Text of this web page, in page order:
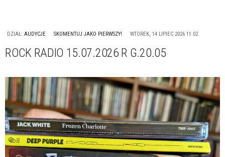
DZIAŁ: AUDYCJE SKOMENTUJ JAKO PIERWSZY! WTOREK, 14 LIPIEC 2026 11:02
ROCK RADIO 15.07.2026 R G.20.05